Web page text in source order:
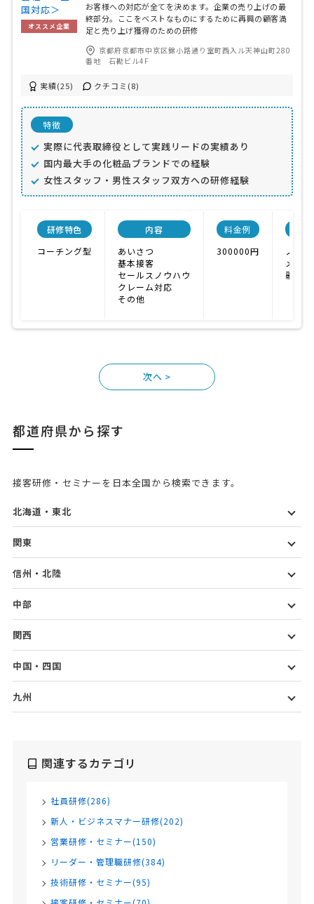
オススメ企業
お客様への対応が全てを決めます。企業の売り上げの最
終部分。ここをベストなものにするために再興の顧客満
足と売り上げ獲得のための研修
京都府京都市中京区錦小路通り室町西入ル天神山町280
番地 石勘ビル4F
実績(25) クチコミ(8)
特徴
実際に代表取締役として実践リードの実績あり
国内最大手の化粧品ブランドでの経験
女性スタッフ・男性スタッフ双方への研修経験
研修特色
コーチング型
内容
あいさつ
基本接客
セールスノウハウ
クレーム対応
その他
料金例
300000円
ノウ
メニ
融通
>
都道府県から探す
接客研修・セミナーを日本全国から検索できます。
北海道・東北
関東
信州・北陸
中部
関西
中国・四国
九州
関連するカテゴリ
社員研修(286)
新人・ビジネスマナー研修(202)
営業研修・セミナー(150)
リーダー・管理職研修(384)
技術研修・セミナー(95)